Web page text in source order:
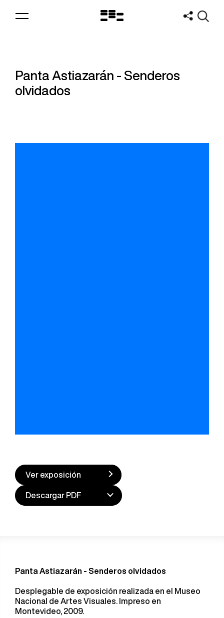
Logo
Panta Astiazarán - Senderos
olvidados
Ver exposición
Descargar PDF
Panta Astiazarán - Senderos olvidados
Desplegable de exposición realizada en el Museo
Nacional de Artes Visuales. Impreso en
Montevideo, 2009.